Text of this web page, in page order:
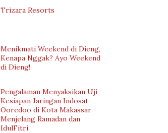
Trizara Resorts
Menikmati Weekend di Dieng,
Kenapa Nggak? Ayo Weekend
di Dieng!
Pengalaman Menyaksikan Uji
Kesiapan Jaringan Indosat
Ooredoo di Kota Makassar
Menjelang Ramadan dan
IdulFitri